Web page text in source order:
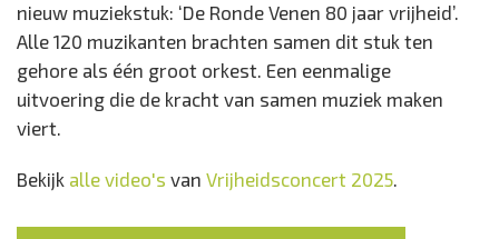
nieuw muziekstuk: ‘De Ronde Venen 80 jaar vrijheid’.
Alle 120 muzikanten brachten samen dit stuk ten
gehore als één groot orkest. Een eenmalige
uitvoering die de kracht van samen muziek maken
viert.
Bekijk alle video's van Vrijheidsconcert 2025.